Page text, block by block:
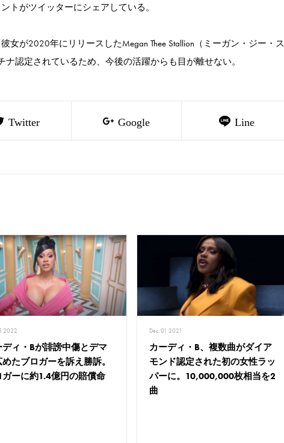
トがツイッターにシェアしている。
女が2020年にリリースしたMegan Thee Stallion（ミーガン・ジー・ス
ナ認定されているため、今後の活躍からも目が離せない。
Twitter Google Line
2022
ディ・Bが誹謗中傷とデマ
たブロガーを訴え勝訴。
ガーに約1.4億円の賠償命
Dec. 01 2021
カーディ・B、複数曲がダイア
モンド認定された初の女性ラッ
パーに。10,000,000枚相当を2
曲